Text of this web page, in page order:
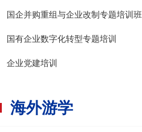
国企并购重组与企业改制专题培训班
国有企业数字化转型专题培训
企业党建培训
海外游学